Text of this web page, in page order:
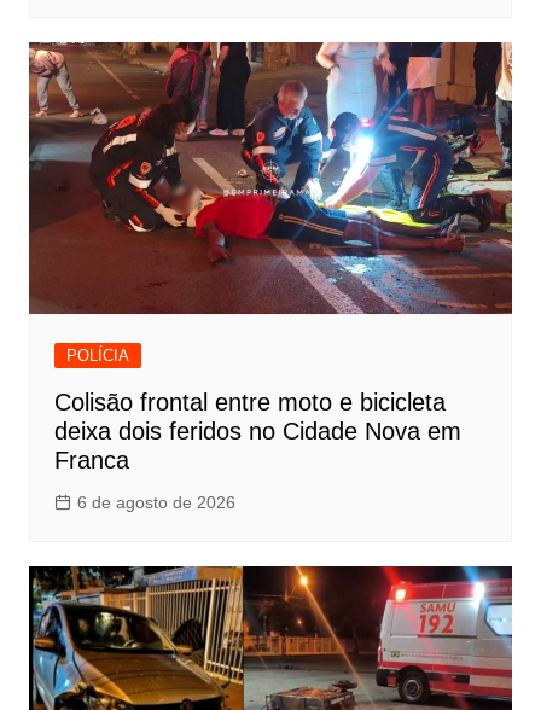
POLÍCIA
Colisão frontal entre moto e bicicleta
deixa dois feridos no Cidade Nova em
Franca
6 de agosto de 2026